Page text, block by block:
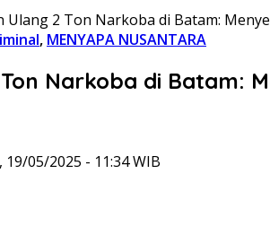
Ulang 2 Ton Narkoba di Batam:
, MENYAPA NUSANTARA
Narkoba di Batam:
19/05/2025 - 11:34 WIB